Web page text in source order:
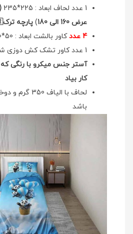
1 عدد لحاف ابعاد : 225*235
عرض 160 الی 180
) پارچه ترک🇹🇷
4 عدد
کاور بالشت ابعاد : 50*70
1 عدد کاور تشک کش دوزی شده ابعاد :
آستر جنس میکرو با رنگی
کار بیاد
لحاف با الیاف
باشد